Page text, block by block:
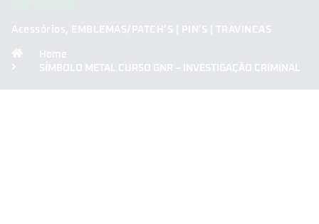
Acessórios, EMBLEMAS/PATCH’S | PIN'S | TRAVINCAS
Home
SÍMBOLO METAL CURSO GNR – INVESTIGAÇÃO CRIMINAL